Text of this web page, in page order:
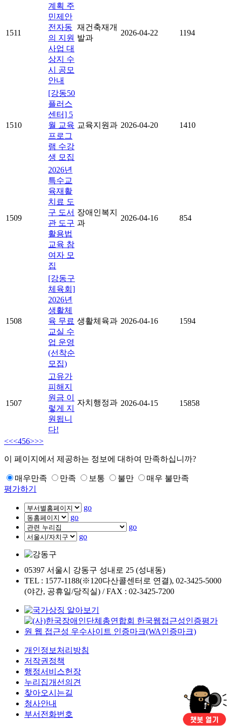
1511
계획 주
민제안
전자동
의 지원
사업 대
상지 수
시 공모
안내
재건축재개
발과
2026-04-22 1194
1510
[강동50
플러스
센터] 5
월 교육
프로그
램 수강
생 모집
교육지원과 2026-04-20 1410
1509
2026년
특수교
육재활
치료 도
구 도서
관 도구
활용법
교육 참
여자 모
집
장애인복지
과
2026-04-16 854
1508
[강동구
체육회]
2026년
생활체
육 무료
교실 수
업 운영
(선착순
모집)
생활체육과 2026-04-16 1594
1507
고유가
피해지
원금 이
렇게 지
원됩니
다!
자치행정과 2026-04-15 15858
<<<456>>>
이 페이지에서 제공하는 정보에 대하여 만족하십니까?
매우만족 만족 보통 불만
매우 불만족
평가하기
go
go
go
go
05397 서울시 강동구 성내로 25 (성내동)
TEL : 1577-1188(※120다산콜센터로 연결), 02-3425-5000
(야간, 공휴일/당직실) / FAX : 02-3425-7200
개인정보처리방침
저작권정책
행정서비스헌장
누리집개선의견
찾아오시는길
청사안내
부서전화번호